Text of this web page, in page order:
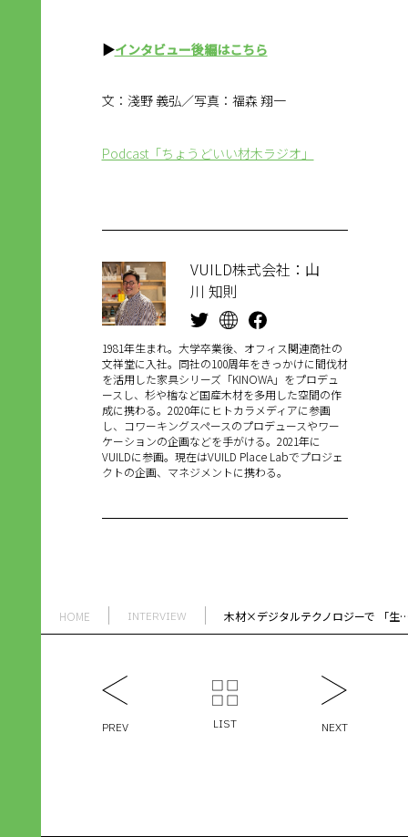
▶︎インタビュー後編はこちら
文：淺野 義弘／写真：福森 翔一
Podcast「ちょうどいい材木ラジオ」
VUILD株式会社 ： 山
川 知則
1981年生まれ。大学卒業後、オフィス関連商社の
文祥堂に入社。同社の100周年をきっかけに間伐材
を活用した家具シリーズ「KINOWA」をプロデュ
ースし、杉や檜など国産木材を多用した空間の作
成に携わる。2020年にヒトカラメディアに参画
し、コワーキングスペースのプロデュースやワー
ケーションの企画などを手がける。2021年に
VUILDに参画。現在はVUILD Place Labでプロジェ
クトの企画、マネジメントに携わる。
HOME INTERVIEW 木材×デジタルテクノロジーで 「生きる」と
PREV LIST NEXT